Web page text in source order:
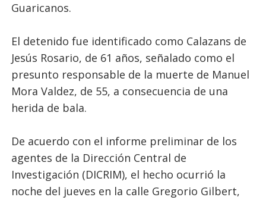
Guaricanos.
El detenido fue identificado como Calazans de
Jesús Rosario, de 61 años, señalado como el
presunto responsable de la muerte de Manuel
Mora Valdez, de 55, a consecuencia de una
herida de bala.
De acuerdo con el informe preliminar de los
agentes de la Dirección Central de
Investigación (DICRIM), el hecho ocurrió la
noche del jueves en la calle Gregorio Gilbert,